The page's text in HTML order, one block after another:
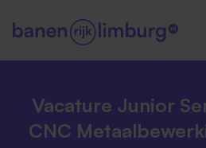
Vacature Junior
CNC